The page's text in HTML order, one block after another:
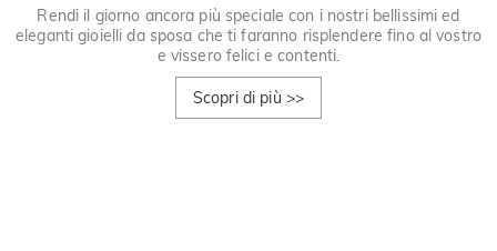
Rendi il giorno ancora più speciale con i nostri bellissimi ed
eleganti gioielli da sposa che ti faranno risplendere fino al vostro
e vissero felici e contenti.
Scopri di più >>